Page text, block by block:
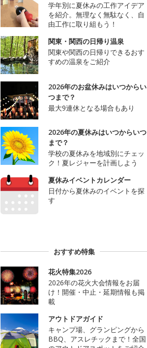
学年別に夏休みの工作アイデア
を紹介。無理なく無駄なく、自
由工作に取り組もう！
関東・関西の日帰り温泉
関東や関西の日帰りできるおす
すめの温泉をご紹介
2026年のお盆休みはいつからい
つまで？
最大9連休となる場合もあり
2026年の夏休みはいつからいつ
まで？
学校の夏休みを地域別にチェッ
ク！夏レジャーを計画しよう
夏休みイベントカレンダー
日付から夏休みのイベントを探
す
おすすめ特集
花火特集2026
2026年の花火大会情報をお届
け！開催・中止・延期情報も掲
載
アウトドアガイド
キャンプ場、グランピングから
BBQ、アスレチックまで！全国